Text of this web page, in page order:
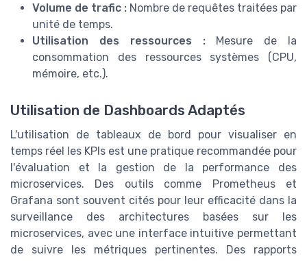
Volume de trafic : Nombre de requêtes traitées par
unité de temps.
Utilisation des ressources :Mesure de la
consommation des ressources systèmes (CPU,
mémoire, etc.).
Utilisation de Dashboards Adaptés
L'utilisation de tableaux de bord pour visualiser en
temps réel les KPIs est une pratique recommandée pour
l'évaluation et la gestion de la performance des
microservices. Des outils comme Prometheus et
Grafana sont souvent cités pour leur efficacité dans la
surveillance des architectures basées sur les
microservices, avec une interface intuitive permettant
de suivre les métriques pertinentes. Des rapports